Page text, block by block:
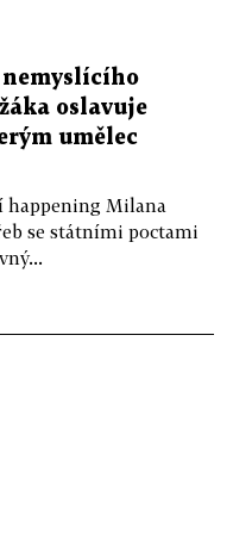
nemyslícího
oslavuje
umělec
happening Milana
se státními poctami